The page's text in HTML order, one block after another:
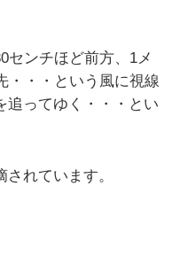
センチほど前方、1メ
・・・という風に視線
追ってゆく・・・とい
れています。